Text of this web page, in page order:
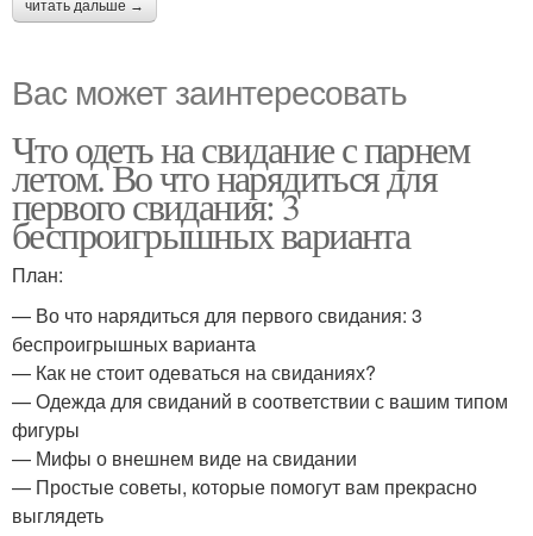
читать дальше →
Вас может заинтересовать
Что одеть на свидание с парнем
летом. Во что нарядиться для
первого свидания: 3
беспроигрышных варианта
План:
— Во что нарядиться для первого свидания: 3
беспроигрышных варианта
— Как не стоит одеваться на свиданиях?
— Одежда для свиданий в соответствии с вашим типом
фигуры
— Мифы о внешнем виде на свидании
— Простые советы, которые помогут вам прекрасно
выглядеть